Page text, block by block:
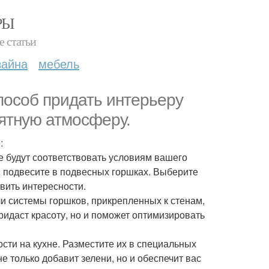
статьи
мебель
придать интерьеру
атмосферу.
соответствовать условиям вашего
в подвесных горшках. Выберите
интересности.
системы горшков, прикрепленных к стенам,
красоту, но и поможет оптимизировать
на кухне. Разместите их в специальных
добавит зелени, но и обеспечит вас